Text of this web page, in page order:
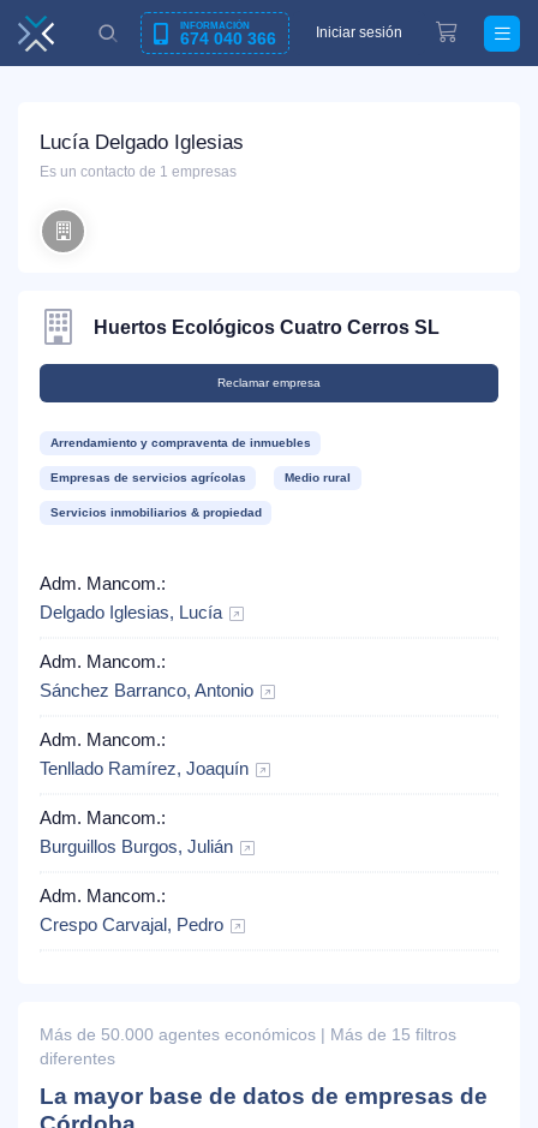
INFORMACIÓN
674 040 366 Iniciar sesión
Lucía Delgado Iglesias
Es un contacto de 1 empresas
Huertos Ecológicos Cuatro Cerros SL
Reclamar empresa
Arrendamiento y compraventa de inmuebles
Empresas de servicios agrícolas Medio rural
Servicios inmobiliarios & propiedad
Adm. Mancom.:
Delgado Iglesias, Lucía
Adm. Mancom.:
Sánchez Barranco, Antonio
Adm. Mancom.:
Tenllado Ramírez, Joaquín
Adm. Mancom.:
Burguillos Burgos, Julián
Adm. Mancom.:
Crespo Carvajal, Pedro
Más de 50.000 agentes económicos | Más de 15 filtros
diferentes
La mayor base de datos de empresas de